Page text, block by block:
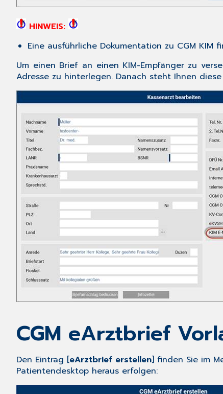
HINWEIS:
Eine ausführliche Dokumentation zu CGM KIM
Um einen Brief an einen KIM-Empfänger zu
Adresse zu hinterlegen. Danach steht Ihnen
CGM eArztbrief
Den Eintrag [eArztbrief erstellen] finden Sie im
Patientendesktop heraus erfolgen: